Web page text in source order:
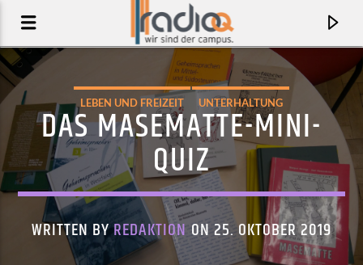
LEBEN UND FREIZEIT UNTERHALTUNG
DAS MASEMATTE-MINI-
QUIZ
WRITTEN BYREDAKTION ON 25. OKTOBER 2019